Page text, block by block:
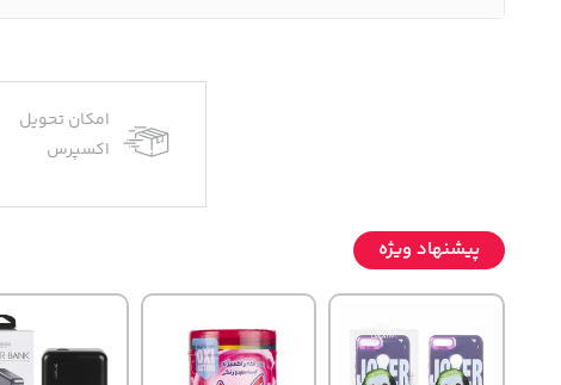
امکان تحویل
اکسپرس
پیشنهاد ویژه